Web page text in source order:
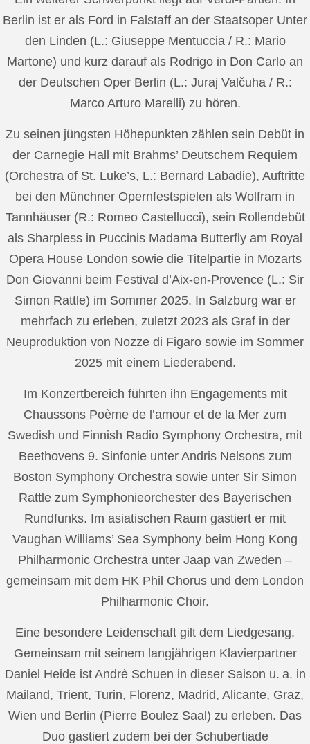
Berlin ist er als Ford in Falstaff an der Staatsoper Unter
den Linden (L.: Giuseppe Mentuccia / R.: Mario
Martone) und kurz darauf als Rodrigo in Don Carlo an
der Deutschen Oper Berlin (L.: Juraj Valčuha / R.:
Marco Arturo Marelli) zu hören.
Zu seinen jüngsten Höhepunkten zählen sein Debüt in
der Carnegie Hall mit Brahms’ Deutschem Requiem
(Orchestra of St. Luke’s, L.: Bernard Labadie), Auftritte
bei den Münchner Opernfestspielen als Wolfram in
Tannhäuser (R.: Romeo Castellucci), sein Rollendebüt
als Sharpless in Puccinis Madama Butterfly am Royal
Opera House London sowie die Titelpartie in Mozarts
Don Giovanni beim Festival d’Aix-en-Provence (L.: Sir
Simon Rattle) im Sommer 2025. In Salzburg war er
mehrfach zu erleben, zuletzt 2023 als Graf in der
Neuproduktion von Nozze di Figaro sowie im Sommer
2025 mit einem Liederabend.
Im Konzertbereich führten ihn Engagements mit
Chaussons Poème de l’amour et de la Mer zum
Swedish und Finnish Radio Symphony Orchestra, mit
Beethovens 9. Sinfonie unter Andris Nelsons zum
Boston Symphony Orchestra sowie unter Sir Simon
Rattle zum Symphonieorchester des Bayerischen
Rundfunks. Im asiatischen Raum gastiert er mit
Vaughan Williams’ Sea Symphony beim Hong Kong
Philharmonic Orchestra unter Jaap van Zweden –
gemeinsam mit dem HK Phil Chorus und dem London
Philharmonic Choir.
Eine besondere Leidenschaft gilt dem Liedgesang.
Gemeinsam mit seinem langjährigen Klavierpartner
Daniel Heide ist Andrè Schuen in dieser Saison u. a. in
Mailand, Trient, Turin, Florenz, Madrid, Alicante, Graz,
Wien und Berlin (Pierre Boulez Saal) zu erleben. Das
Duo gastiert zudem bei der Schubertiade